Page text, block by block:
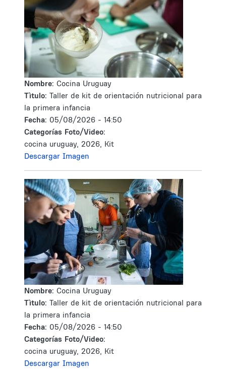
Nombre: Cocina Uruguay
Tìtulo: Taller de kit de orientación nutricional para
la primera infancia
Fecha: 05/08/2026 - 14:50
Categorías Foto/Video:
cocina uruguay, 2026, Kit
Descargar Imagen
Nombre: Cocina Uruguay
Tìtulo: Taller de kit de orientación nutricional para
la primera infancia
Fecha: 05/08/2026 - 14:50
Categorías Foto/Video:
cocina uruguay, 2026, Kit
Descargar Imagen